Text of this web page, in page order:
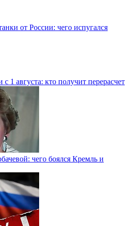
от России: чего испугался
1 августа: кто получит перерасчет
чего боялся Кремль и